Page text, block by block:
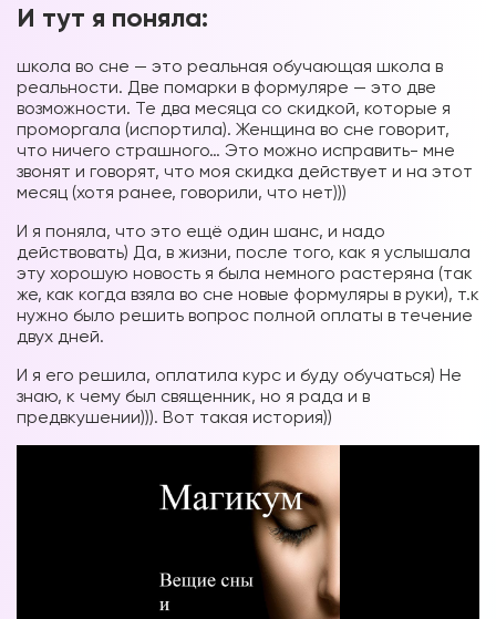
И тут я поняла:
школа во сне — это реальная обучающая школа в
реальности. Две помарки в формуляре — это две
возможности. Те два месяца со скидкой, которые я
проморгала (испортила). Женщина во сне говорит,
что ничего страшного… Это можно исправить- мне
звонят и говорят, что моя скидка действует и на этот
месяц (хотя ранее, говорили, что нет)))
И я поняла, что это ещё один шанс, и надо
действовать) Да, в жизни, после того, как я услышала
эту хорошую новость я была немного растеряна (так
же, как когда взяла во сне новые формуляры в руки), т.к
нужно было решить вопрос полной оплаты в течение
двух дней.
И я его решила, оплатила курс и буду обучаться) Не
знаю, к чему был священник, но я рада и в
предвкушении))). Вот такая история))